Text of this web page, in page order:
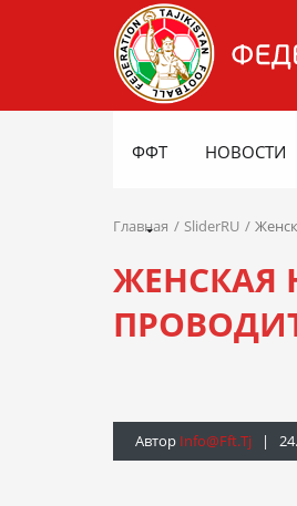
ФФТ НОВОСТИ
Главная SliderRU
ЖЕНСКАЯ
Автор Info@fft.tj |